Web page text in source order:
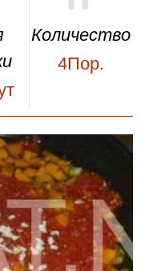
Количество
4Пор.